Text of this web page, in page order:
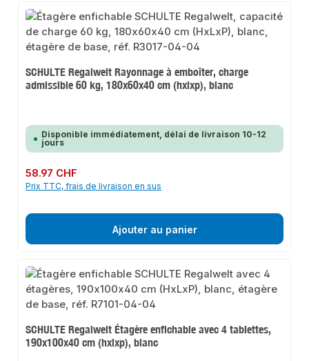
SCHULTE Regalwelt Rayonnage à emboîter, charge
admissible 60 kg, 180x60x40 cm (hxlxp), blanc
Disponible immédiatement, délai de livraison 10-12
jours
Prix régulier :
58.97 CHF
Prix TTC, frais de livraison en sus
Ajouter au panier
SCHULTE Regalwelt Étagère enfichable avec 4 tablettes,
190x100x40 cm (hxlxp), blanc